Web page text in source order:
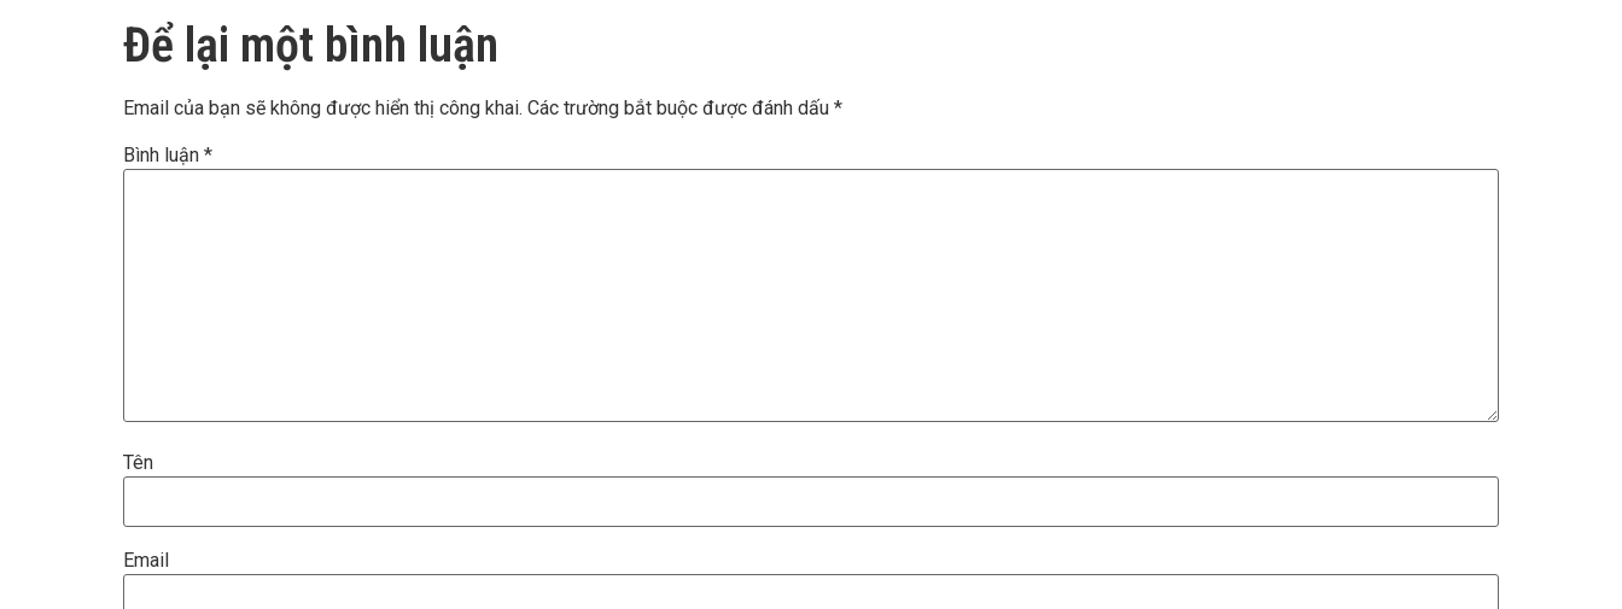
Để lại một bình luận
Email của bạn sẽ không được hiển thị công khai. Các trường bắt buộc được đánh dấu *
Bình luận *
Tên
Email